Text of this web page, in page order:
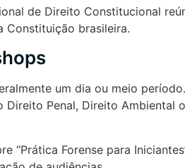
de Direito Constitucional
Constituição brasileira.
um dia ou meio
Penal, Direito Ambiental
“Prática Forense para